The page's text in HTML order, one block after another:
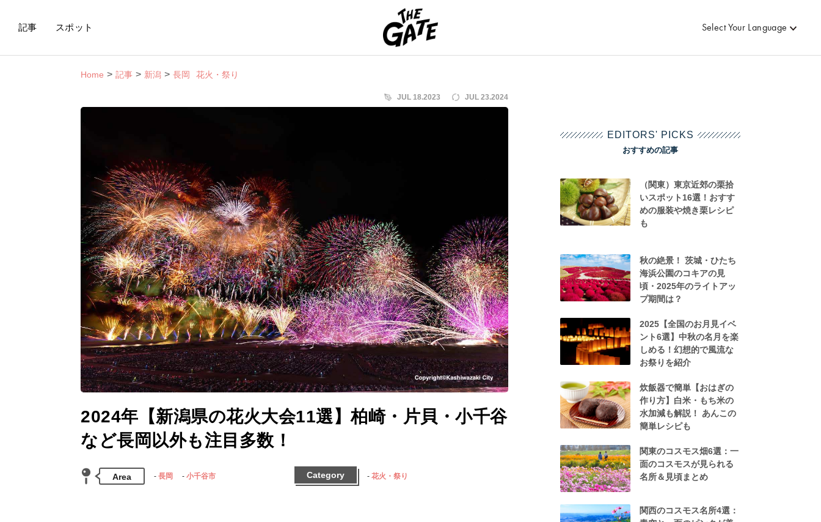
記事 スポット Select Your Language
Home 記事 新潟 長岡 花火・祭り
JUL 18.2023 JUL 23.2024
2024年【新潟県の花火大会11選】柏崎・片貝・小千谷
など長岡以外も注目多数！
Area 長岡 小千谷市 Category 花火・祭り
EDITORS' PICKS
おすすめの記事
（関東）東京近郊の栗拾
いスポット16選！おすす
めの服装や焼き栗レシピ
も
秋の絶景！ 茨城・ひたち
海浜公園のコキアの見
頃・2025年のライトアッ
プ期間は？
2025【全国のお月見イベ
ント6選】中秋の名月を楽
しめる！幻想的で風流な
お祭りを紹介
炊飯器で簡単【おはぎの
作り方】白米・もち米の
水加減も解説！ あんこの
簡単レシピも
関東のコスモス畑6選：一
面のコスモスが見られる
名所＆見頃まとめ
関西のコスモス名所4選：